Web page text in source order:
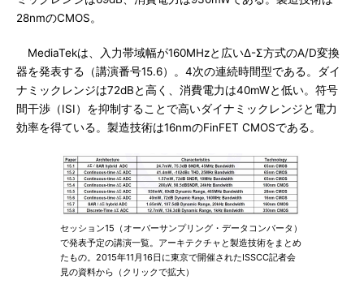
28nmのCMOS。
MediaTekは、入力帯域幅が160MHzと広いΔ-Σ方式のA/D変換
器を発表する（講演番号15.6）。4次の連続時間型である。ダイ
ナミックレンジは72dBと高く、消費電力は40mWと低い。符号
間干渉（ISI）を抑制することで高いダイナミックレンジと電力
効率を得ている。製造技術は16nmのFinFET CMOSである。
セッション15（オーバーサンプリング・データコンバータ）
で発表予定の講演一覧。アーキテクチャと製造技術をまとめ
たもの。2015年11月16日に東京で開催されたISSCC記者会
見の資料から（クリックで拡大）